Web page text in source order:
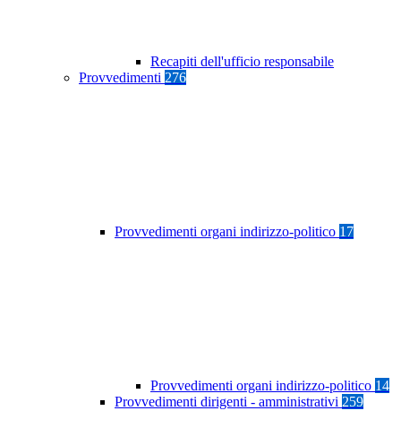
Recapiti dell'ufficio responsabile
Provvedimenti 276
Provvedimenti organi indirizzo-politico 17
Provvedimenti organi indirizzo-politico 14
Provvedimenti dirigenti - amministrativi 259